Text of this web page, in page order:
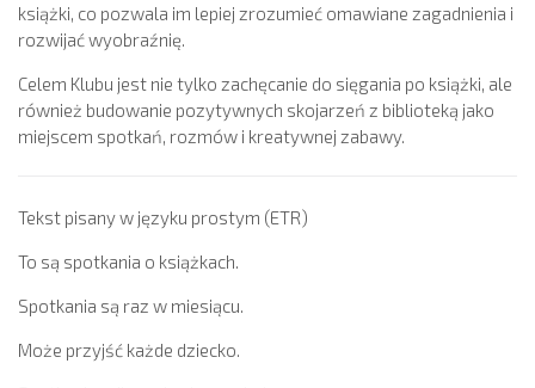
książki, co pozwala im lepiej zrozumieć omawiane zagadnienia i
rozwijać wyobraźnię.
Celem Klubu jest nie tylko zachęcanie do sięgania po książki, ale
również budowanie pozytywnych skojarzeń z biblioteką jako
miejscem spotkań, rozmów i kreatywnej zabawy.
Tekst pisany w języku prostym (ETR)
To są spotkania o książkach.
Spotkania są raz w miesiącu.
Może przyjść każde dziecko.